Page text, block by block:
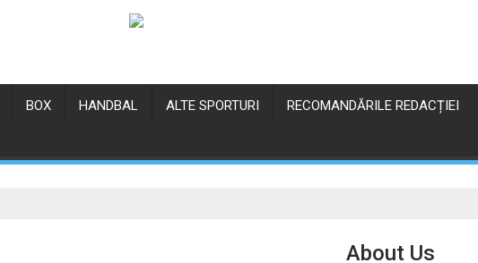
BOX HANDBAL ALTE SPORTURI RECOMANDĂRILE REDACȚIEI
About Us